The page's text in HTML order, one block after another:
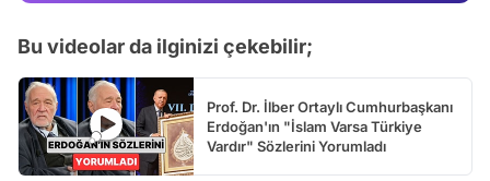
Bu videolar da ilginizi çekebilir;
Prof. Dr. İlber Ortaylı Cumhurbaşkanı
Erdoğan'ın "İslam Varsa Türkiye
Vardır" Sözlerini Yorumladı